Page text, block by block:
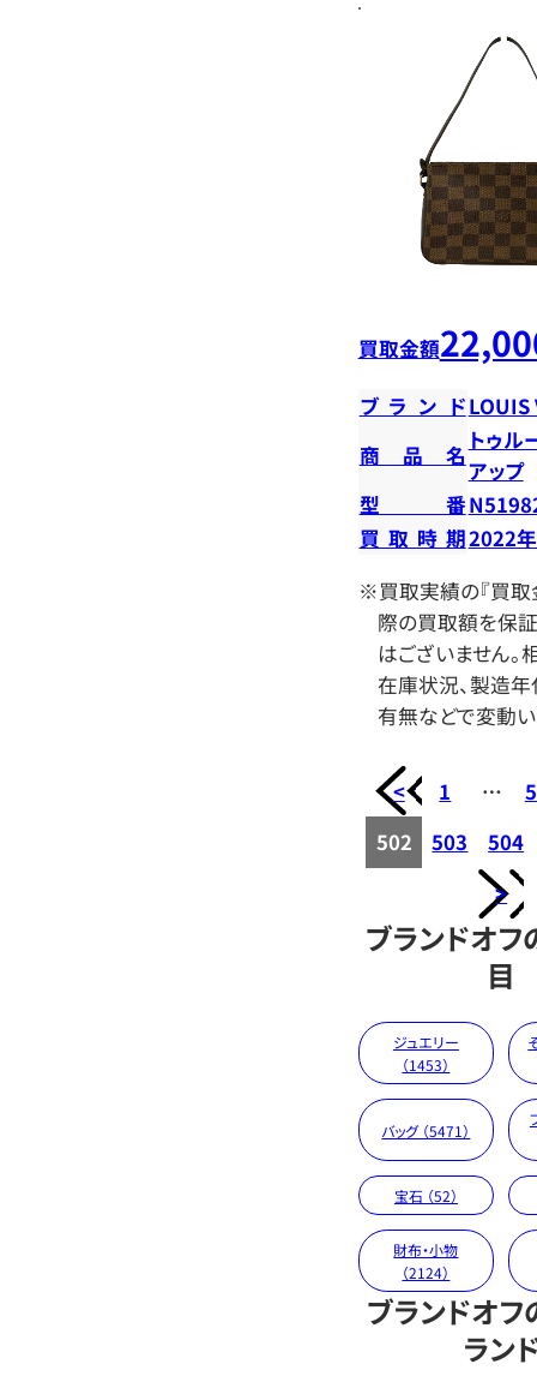
買取金額
ブランドLOUIS
商品名
トゥル
アップ
型番
買取時期2022
※買取実績の『買取
際の買取額を保
はございません。
在庫状況、製造年
有無などで変動い
< 1 …
502
503
504
>
ブランドオ
目
ジュエリー
（1453）
バッグ （5471）
宝石 （52）
財布・小物
（2124）
ブランドオ
ラン